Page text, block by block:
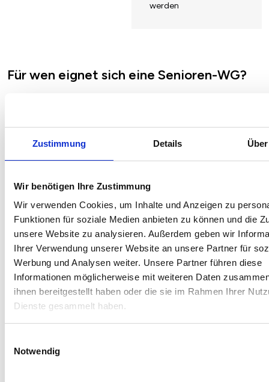
Zustimmung Details
Wir benötigen Ihre Zustimmung
Wir verwenden Cookies, um Inhalte und Anzeigen zu
Funktionen für soziale Medien anbieten zu können und die
unsere Website zu analysieren. Außerdem geben wir
Ihrer Verwendung unserer Website an unsere Partner für
Werbung und Analysen weiter. Unsere Partner führen diese
Informationen möglicherweise mit weiteren Daten
ihnen bereitgestellt haben oder die sie im Rahmen Ihrer
Dienste gesammelt haben.
Notwendig
werden
Für wen eignet sich eine Senioren-WG?
und Konflikte gut lösen können. Diese
Meinungsverschiedenheiten können in privat gegründeten
WGs, da hier die Bewohner mehr Mitspracherecht besitzen. Sollte
ein Bewohner beispielsweise nicht mit der Pflege zufrieden sein,
gilt es, sich mit den anderen Bewohnern abzusprechen. Genau
dasselbe gilt für das Organisieren des Alltags: Wer reinigt wann?
Wann wird gekocht? Wer darf wann Wäsche machen? Was gibt es
sonst zu beachten? In einer trägergestützten Senioren-WG sind
solche Aspekte meist festgelegt und nur schwer beeinflussbar.
Senioren-WG gründen: Die wichtigsten
Schritte
Eine Senioren-WG zu gründen
Wohnkonzept, Immobilie und Betreuung. Je nach Modell gelten